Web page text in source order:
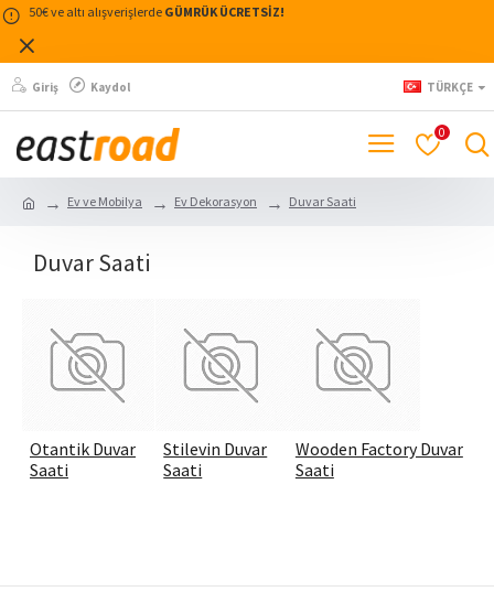
50€ ve altı alışverişlerde GÜMRÜK ÜCRETSİZ!
Giriş Kaydol TÜRKÇE
0
Ev ve Mobilya Ev Dekorasyon Duvar Saati
Duvar Saati
Otantik Duvar
Saati
Stilevin Duvar
Saati
Wooden Factory Duvar
Saati